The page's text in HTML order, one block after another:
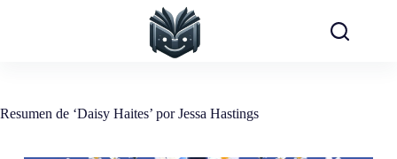
Resumen de ‘Daisy Haites’ por Jessa Hastings